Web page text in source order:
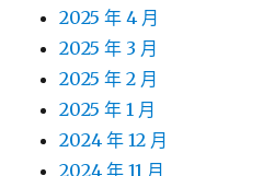
2025 年 4 月
2025 年 3 月
2025 年 2 月
2025 年 1 月
2024 年 12 月
2024 年 11 月